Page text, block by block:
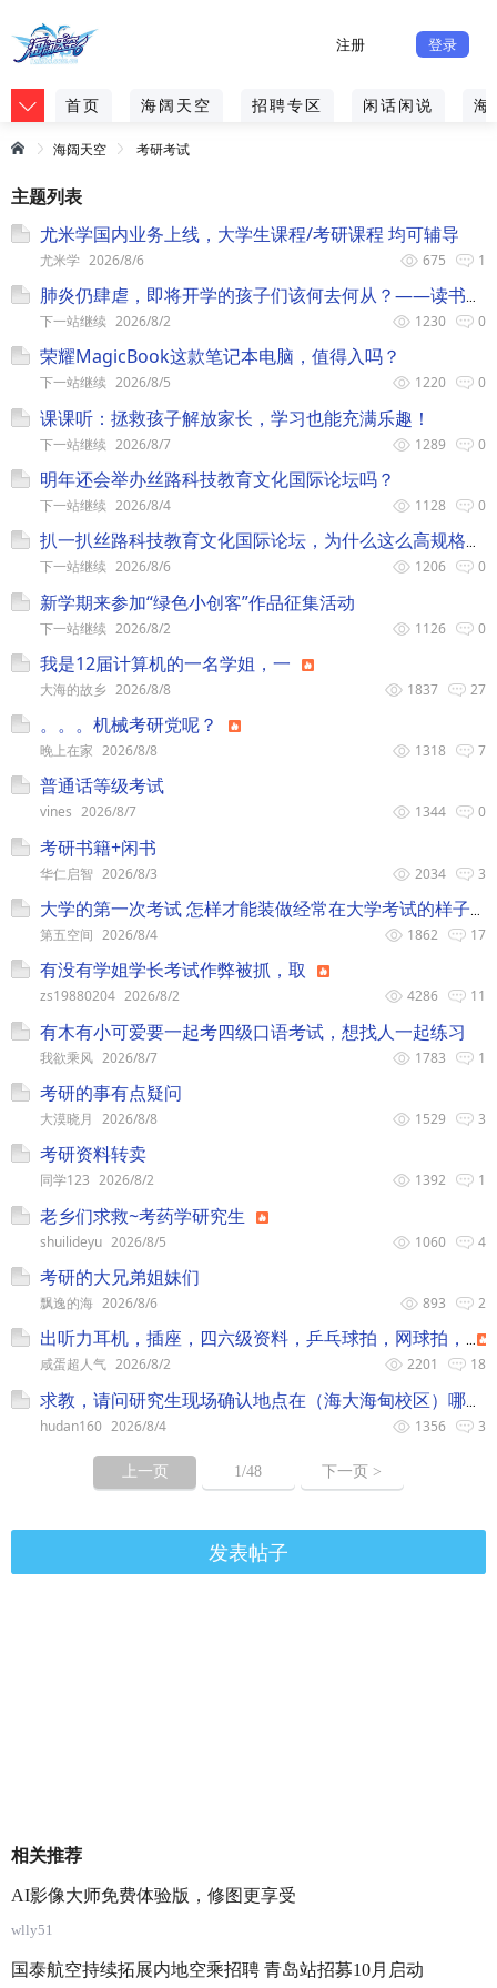
注册 登录
首页 海阔天空 招聘专区 闲话闲说 海
海阔天空 考研考试
主题列表
尤米学国内业务上线，大学生课程/考研课程 均可辅导
1
675
尤米学 2026/8/6
0
1230
下一站继续 2026/8/2
荣耀MagicBook这款笔记本电脑，值得入吗？
0
1220
下一站继续 2026/8/5
课课听：拯救孩子解放家长，学习也能充满乐趣！
0
1289
下一站继续 2026/8/7
明年还会举办丝路科技教育文化国际论坛吗？
0
1128
下一站继续 2026/8/4
扒一扒丝路科技教育文化国际论坛，为什么这么高规格的盛会会让英达承办？
0
1206
下一站继续 2026/8/6
新学期来参加“绿色小创客”作品征集活动
0
1126
下一站继续 2026/8/2
我是12届计算机的一名学姐，一
27
1837
大海的故乡 2026/8/8
。。。机械考研党呢？
7
1318
晚上在家 2026/8/8
普通话等级考试
0
1344
vines 2026/8/7
考研书籍+闲书
3
2034
华仁启智 2026/8/3
大学的第一次考试 怎样才能装做经常在大学考试的样子？
17
1862
第五空间 2026/8/4
有没有学姐学长考试作弊被抓，取
11
4286
zs19880204 2026/8/2
有木有小可爱要一起考四级口语考试，想找人一起练习
1
1783
我欲乘风 2026/8/7
考研的事有点疑问
3
1529
大漠晓月 2026/8/8
考研资料转卖
1
1392
同学123 2026/8/2
老乡们求救~考药学研究生
4
1060
shuilideyu 2026/8/5
考研的大兄弟姐妹们
2
893
飘逸的海 2026/8/6
出听力耳机，插座，四六级资料，乒乓球拍，网球拍，
18
2201
咸蛋超人气 2026/8/2
3
1356
hudan160 2026/8/4
上一页 1/48 下一页 >
发表帖子
相关推荐
AI影像大师免费体验版，修图更享受
wlly51
国泰航空持续拓展内地空乘招聘 青岛站招募10月启动